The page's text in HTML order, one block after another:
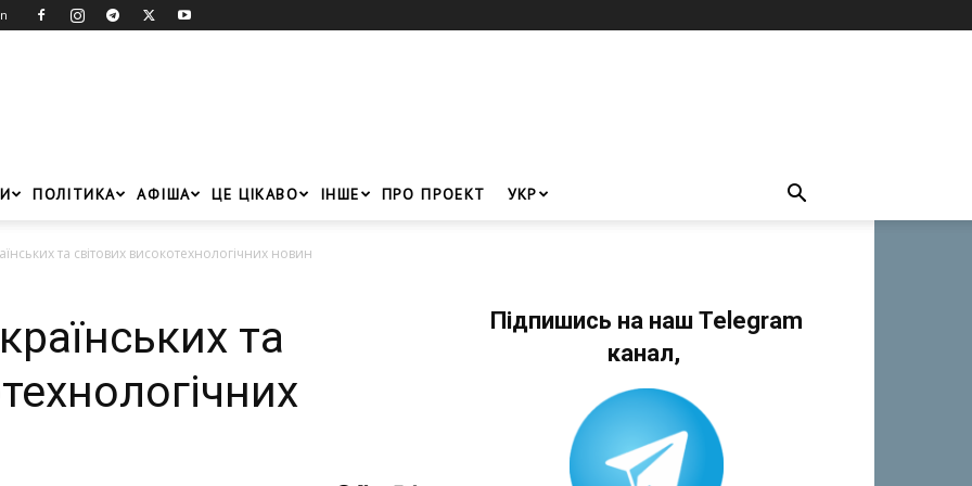
ПОЛІТИКА АФІША ЦЕ ЦІКАВО ІНШЕ ПРО ПРОЕКТ УКР
та світових високотехнологічних новин
та
Підпишись на наш Telegram
канал,